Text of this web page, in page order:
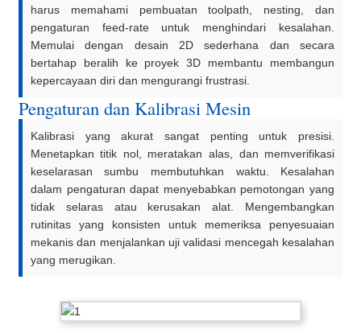
harus memahami pembuatan toolpath, nesting, dan
pengaturan feed-rate untuk menghindari kesalahan.
Memulai dengan desain 2D sederhana dan secara
bertahap beralih ke proyek 3D membantu membangun
kepercayaan diri dan mengurangi frustrasi.
Pengaturan dan Kalibrasi Mesin
Kalibrasi yang akurat sangat penting untuk presisi.
Menetapkan titik nol, meratakan alas, dan memverifikasi
keselarasan sumbu membutuhkan waktu. Kesalahan
dalam pengaturan dapat menyebabkan pemotongan yang
tidak selaras atau kerusakan alat. Mengembangkan
rutinitas yang konsisten untuk memeriksa penyesuaian
mekanis dan menjalankan uji validasi mencegah kesalahan
yang merugikan.